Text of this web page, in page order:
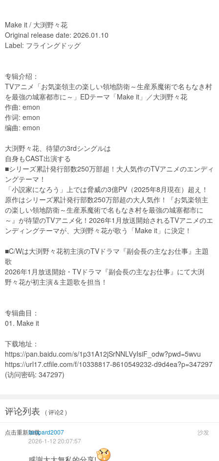
Make it / 大渕野々花
Original release date: 2026.01.10
Label: フライングドッグ
专辑介绍：
TVアニメ「お気楽領主の楽しい領地防衛～生産系魔術で名もなき村
を最強の城塞都市に～」EDテーマ「Make it」／大渕野々花
作曲: emon
作词: emon
编曲: emon
大渕野々花、待望の3rdシングルは
自身もCAST出演する
■シリーズ累計発行部数250万部超！大人気作のTVアニメのエンディ
ングテーマ！
「小説家になろう」上では脅威の3億PV（2025年8月現在）超え！
原作はシリーズ累計発行部数250万部超の大人気作！『お気楽領主
の楽しい領地防衛～生産系魔術で名もなき村を最強の城塞都市に
～』が待望のTVアニメ化！2026年1月放送開始されるTVアニメのエ
ンディングテーマが、大渕野々花が歌う「Make it」に決定！
■C/Wは大渕野々花初主演のTVドラマ『副会長の主なお仕事』主題
歌
2026年1月放送開始・TVドラマ『副会長の主なお仕事』にて大渕
野々花が初主演＆主題歌を担当！
专辑曲目：
01. Make it
下载地址：
https://pan.baidu.com/s/1p31A12jSrNNLVyIsiF_odw?pwd=5wvu
https://url17.ctfile.com/f/10338817-8610549232-d9d4ea?p=347297
(访问密码: 347297)
评论列表 ( 评论2 )
点击重新加载 沙发
lampard2007
2026-1-12 20:07:57